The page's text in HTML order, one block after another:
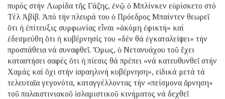
πυρός στήν Λωρίδα τῆς Γάζης, ἐνῷ ὁ Μπλίνκεν εὑρίσκετο στό
Τέλ Ἀβίβ. Ἀπό τήν πλευρά του ὁ Πρόεδρος Μπαίντεν θεωρεῖ
ὅτι ἡ ἐπίτευξις συμφωνίας εἶναι «ἀκόμη ἐφικτή» καί
ἐδεσμεύθη ὅτι ἡ κυβέρνησίς του «δέν θά ἐγκαταλείψει» τήν
προσπάθεια νά συναφθεῖ. Ὅμως, ὁ Νετανυάχου τοῦ ἔχει
καταστήσει σαφές ὅτι ἡ πίεσις θά πρέπει «νά κατευθυνθεῖ στήν
Χαμάς καί ὄχι στήν ἰσραηλινή κυβέρνηση», εἰδικά μετά τά
τελευταῖα γεγονότα, καταγγέλλοντας τήν «πείσμονα ἄρνηση»
τοῦ παλαιστινιακοῦ ἰσλαμιστικοῦ κινήματος νά δεχθεῖ